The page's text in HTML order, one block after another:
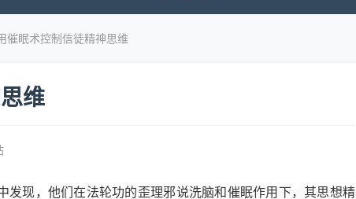
催眠术控制信徒精神思维
维
现，他们在法轮功的歪理邪说洗脑和催眠作用下，其思想精